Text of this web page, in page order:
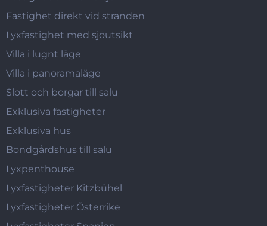
Fastighet direkt vid stranden
Lyxfastighet med sjöutsikt
Villa i lugnt läge
Villa i panoramaläge
Slott och borgar till salu
Exklusiva fastigheter
Exklusiva hus
Bondgårdshus till salu
Lyxpenthouse
Lyxfastigheter Kitzbühel
Lyxfastigheter Österrike